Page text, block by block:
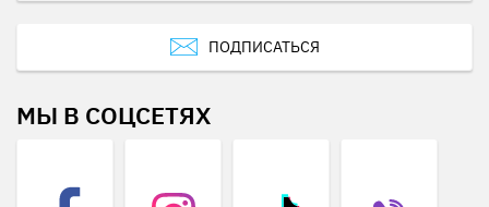
ПОДПИСАТЬСЯ
МЫ В СОЦСЕТЯХ